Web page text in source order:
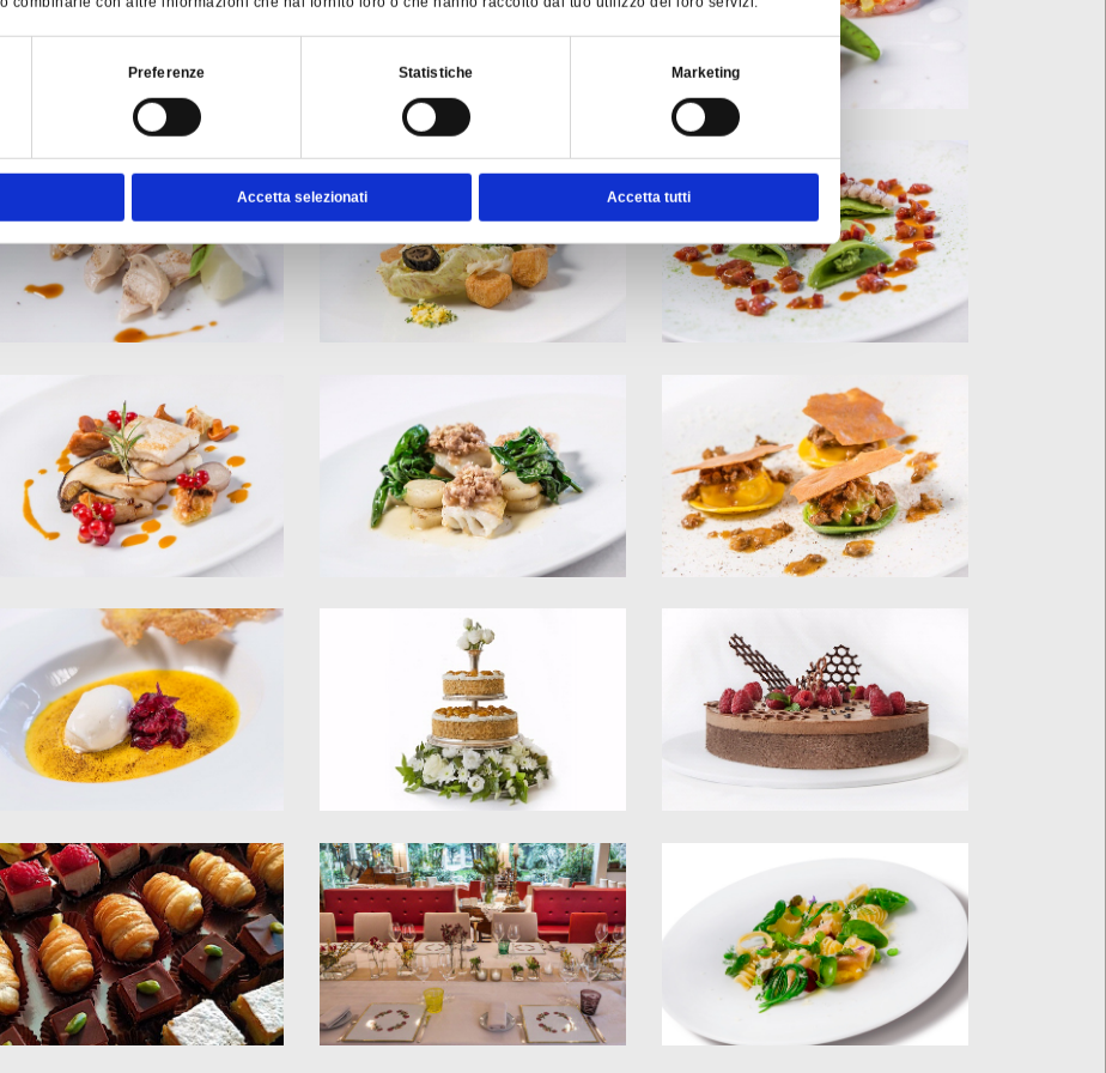
Preferenze Statistiche Marketing
Accetta selezionati Accetta tutti